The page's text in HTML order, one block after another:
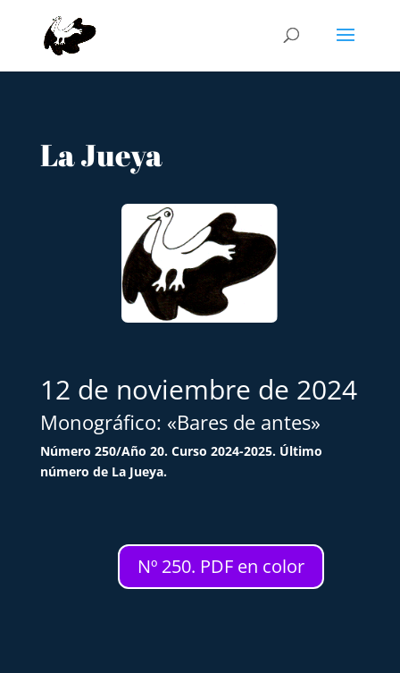
La Jueya
12 de noviembre de 2024
Monográfico: «Bares de antes»
Número 250/Año 20. Curso 2024-2025. Último
número de La Jueya.
Nº 250. PDF en color